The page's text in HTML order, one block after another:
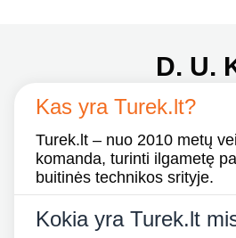
D. U.
Kas yra Turek.lt?
Turek.lt – nuo 2010 metų
komanda, turinti ilgametę
buitinės technikos srityje.
Kokia yra Turek.lt